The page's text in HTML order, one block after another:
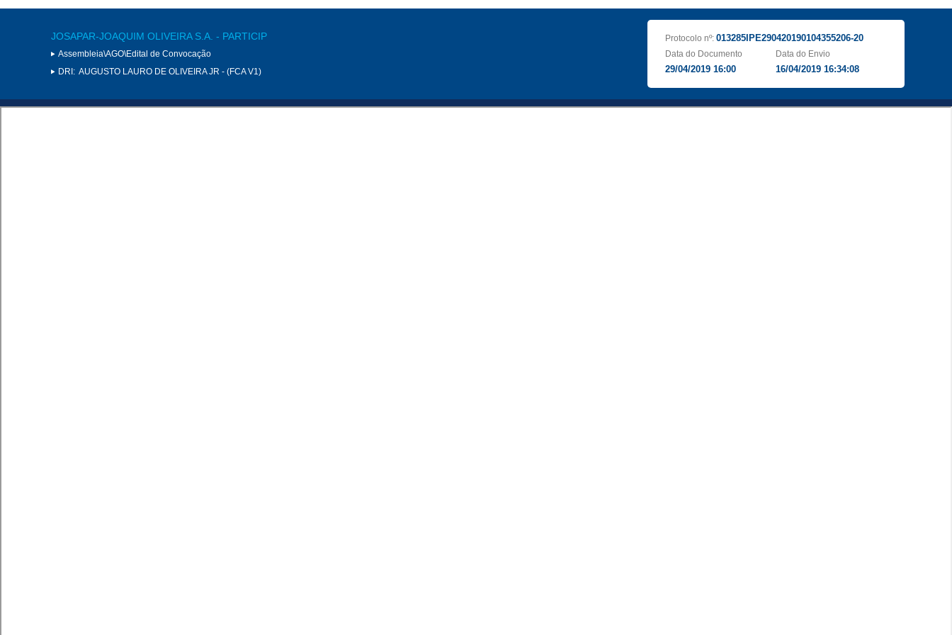
JOSAPAR-JOAQUIM OLIVEIRA S.A. - PARTICIP
Assembleia\AGO\Edital de Convocação
DRI: AUGUSTO LAURO DE OLIVEIRA JR - (FCA V1)
Protocolo nº: 013285IPE290420190104355206-20
Data do Documento
29/04/2019 16:00
Data do Envio
16/04/2019 16:34:08